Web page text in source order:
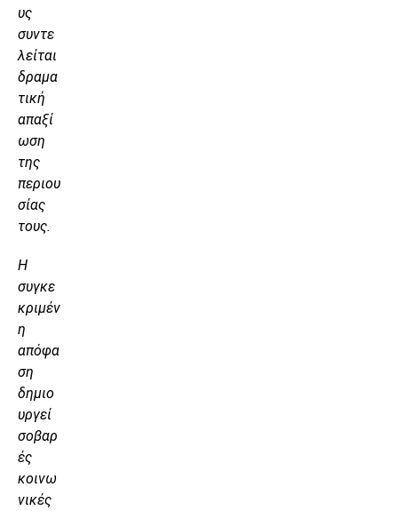
υς
συντε
λείται
δραμα
τική
απαξί
ωση
της
περιου
σίας
τους.
Η
συγκε
κριμέν
η
απόφα
ση
δημιο
υργεί
σοβαρ
ές
κοινω
νικές